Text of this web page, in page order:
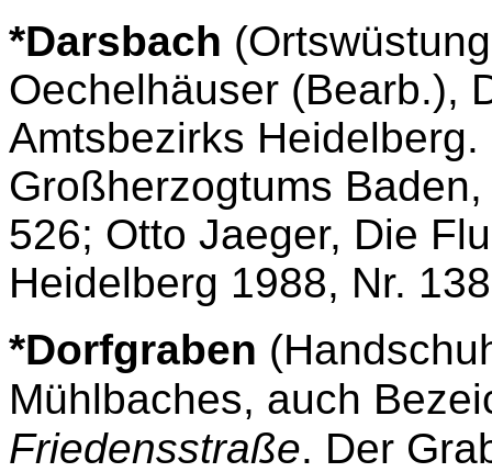
*Darsbach
Oechelhäuser (Bearb.),
Amtsbezirks
Großherzogtums
526; Otto Jaeger, Die
Heidelberg 1988, Nr.
*Dorfgraben
Mühlbaches, auch
Friedensstraße. Der